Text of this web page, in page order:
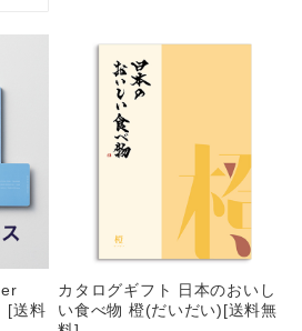
[送料
カタログギフト 日本のおいし
い食べ物 橙(だいだい)[送料無